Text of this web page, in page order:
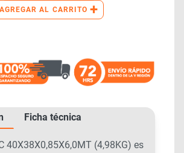
AGREGAR AL CARRITO +
Ficha técnica
40X38X0,85X6,0MT (4,98KG) es